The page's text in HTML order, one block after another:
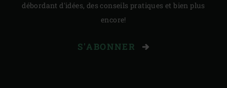
débordant d'idées, des conseils pratiques et bien plus
encore!
S'ABONNER